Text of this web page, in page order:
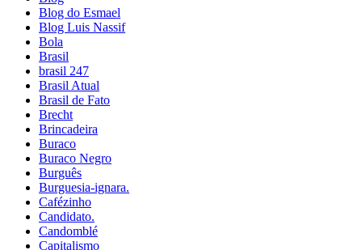
Blog do Esmael
Blog Luis Nassif
Bola
Brasil
brasil 247
Brasil Atual
Brasil de Fato
Brecht
Brincadeira
Buraco
Buraco Negro
Burguês
Burguesia-ignara.
Cafézinho
Candidato.
Candomblé
Capitalismo